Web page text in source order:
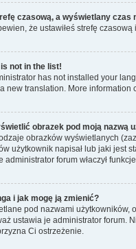
czasową, a wyświetlany czas
że ustawiłeś strefę
not in the list!
has not installed your
new translation. More
obrazek pod moją nazwą
obrazków wyświetlanych
użytkownik napisał lub jaki jest
administrator forum właczył
i jak mogę ją zmienić?
pod nazwami użytkowników,
ustawia je administrator forum.
Ci ostrzeżenie.